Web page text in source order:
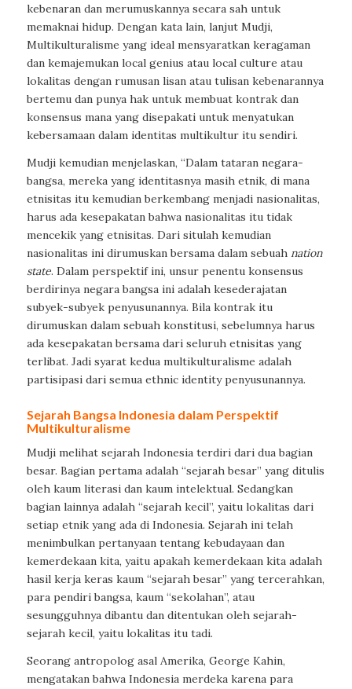
kebenaran dan merumuskannya secara sah untuk
memaknai hidup. Dengan kata lain, lanjut Mudji,
Multikulturalisme yang ideal mensyaratkan keragaman
dan kemajemukan local genius atau local culture atau
lokalitas dengan rumusan lisan atau tulisan kebenarannya
bertemu dan punya hak untuk membuat kontrak dan
konsensus mana yang disepakati untuk menyatukan
kebersamaan dalam identitas multikultur itu sendiri.
Mudji kemudian menjelaskan, “Dalam tataran negara-
bangsa, mereka yang identitasnya masih etnik, di mana
etnisitas itu kemudian berkembang menjadi nasionalitas,
harus ada kesepakatan bahwa nasionalitas itu tidak
mencekik yang etnisitas. Dari situlah kemudian
nasionalitas ini dirumuskan bersama dalam sebuah nation
state. Dalam perspektif ini, unsur penentu konsensus
berdirinya negara bangsa ini adalah kesederajatan
subyek-subyek penyusunannya. Bila kontrak itu
dirumuskan dalam sebuah konstitusi, sebelumnya harus
ada kesepakatan bersama dari seluruh etnisitas yang
terlibat. Jadi syarat kedua multikulturalisme adalah
partisipasi dari semua ethnic identitypenyusunannya.
Sejarah Bangsa Indonesia dalam Perspektif
Multikulturalisme
Mudji melihat sejarah Indonesia terdiri dari dua bagian
besar. Bagian pertama adalah “sejarah besar” yang ditulis
oleh kaum literasi dan kaum intelektual. Sedangkan
bagian lainnya adalah “sejarah kecil”, yaitu lokalitas dari
setiap etnik yang ada di Indonesia. Sejarah ini telah
menimbulkan pertanyaan tentang kebudayaan dan
kemerdekaan kita, yaitu apakah kemerdekaan kita adalah
hasil kerja keras kaum “sejarah besar” yang tercerahkan,
para pendiri bangsa, kaum “sekolahan”, atau
sesungguhnya dibantu dan ditentukan oleh sejarah-
sejarah kecil, yaitu lokalitas itu tadi.
Seorang antropolog asal Amerika, George Kahin,
mengatakan bahwa Indonesia merdeka karena para